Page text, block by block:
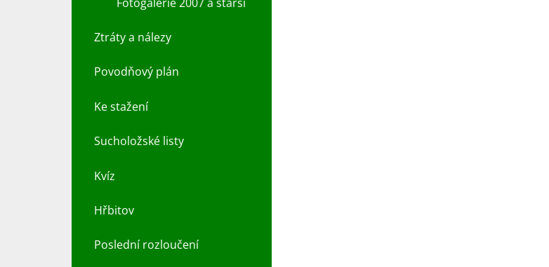
Ztráty a nálezy
Povodňový plán
Ke stažení
Sucholožské listy
Kvíz
Hřbitov
Poslední rozloučení